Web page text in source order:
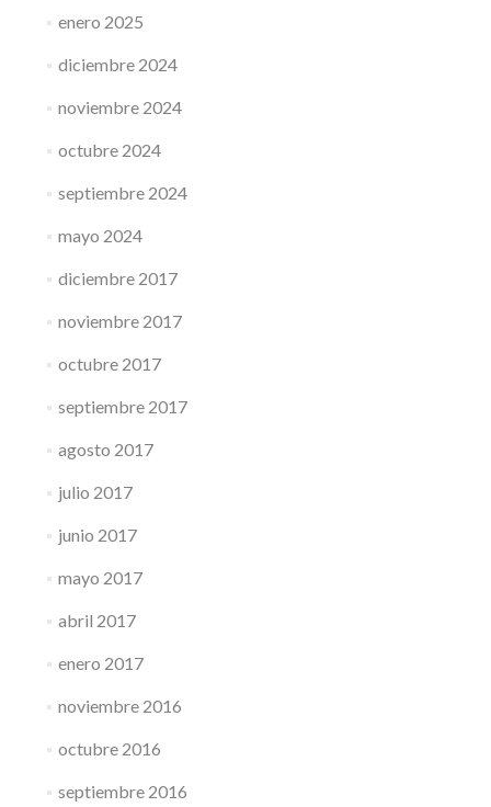
enero 2025
diciembre 2024
noviembre 2024
octubre 2024
septiembre 2024
mayo 2024
diciembre 2017
noviembre 2017
octubre 2017
septiembre 2017
agosto 2017
julio 2017
junio 2017
mayo 2017
abril 2017
enero 2017
noviembre 2016
octubre 2016
septiembre 2016